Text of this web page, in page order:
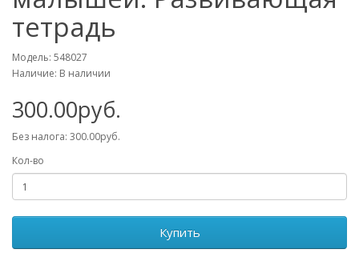
тетрадь
Модель: 548027
Наличие: В наличии
300.00руб.
Без налога: 300.00руб.
Кол-во
Купить